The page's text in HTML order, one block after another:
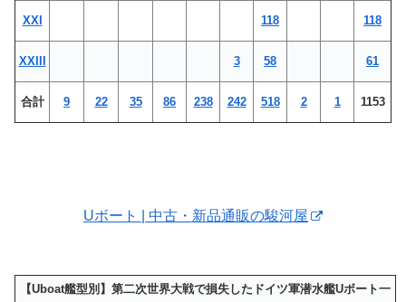
XXI 118 118
XXIII 3 58 61
合計 9 22 35 86 238 242 518 2 1 1153
Uボート | 中古・新品通販の駿河屋
【Uboat艦型別】第二次世界大戦で損失したドイツ軍潜水艦Uボート一